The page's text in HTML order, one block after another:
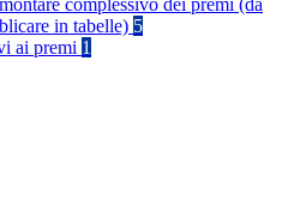
complessivo dei premi (da
in tabelle) 5
ai premi 1